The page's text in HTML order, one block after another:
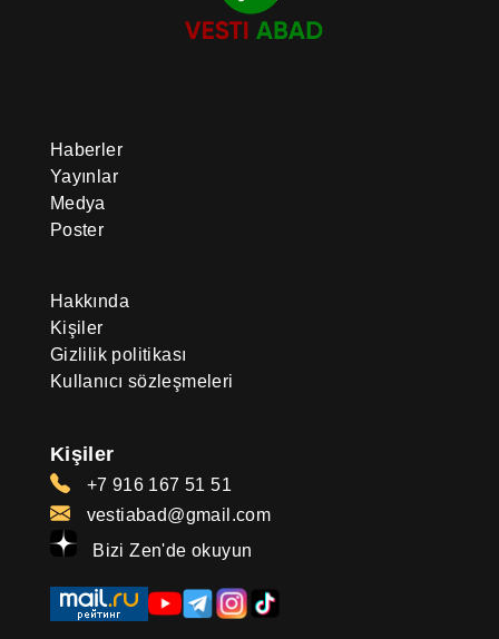
Haberler
Yayınlar
Medya
Poster
Hakkında
Kişiler
Gizlilik politikası
Kullanıcı sözleşmeleri
Kişiler
+7 916 167 51 51
vestiabad@gmail.com
Bizi Zen'de okuyun